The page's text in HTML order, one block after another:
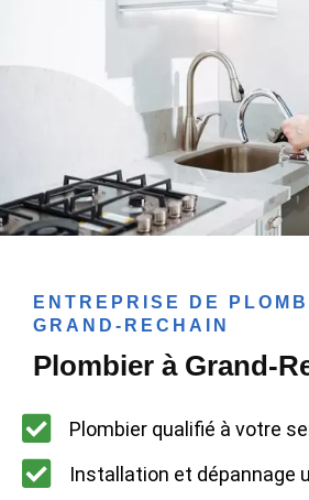
ENTREPRISE DE
GRAND-RECHAIN
Plombier à Grand-
Plombier qualifié à votre
Installation et dépannage